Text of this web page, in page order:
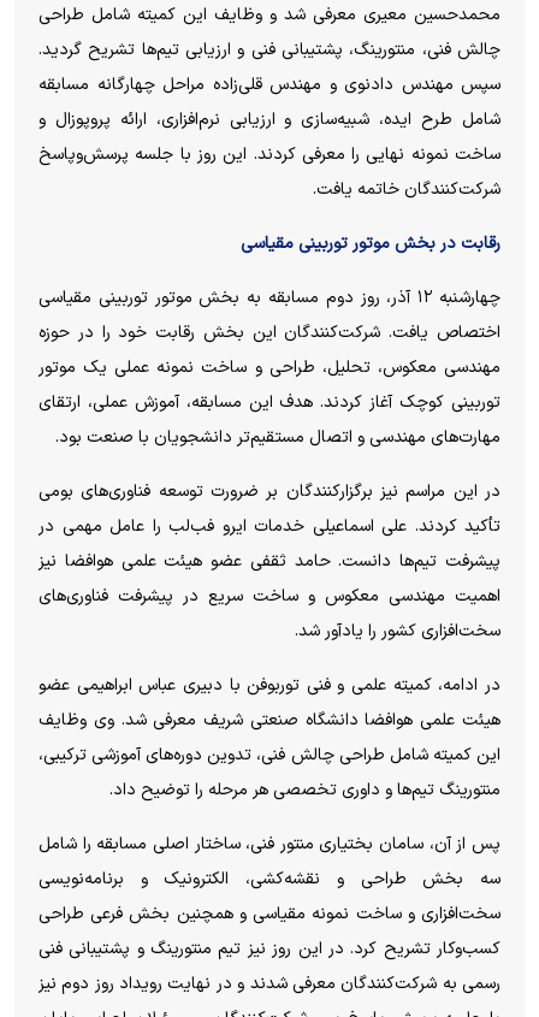
محمدحسین معیری معرفی شد و وظایف این کمیته شامل طراحی
چالش فنی، منتورینگ، پشتیبانی فنی و ارزیابی تیم‌ها تشریح گردید.
سپس مهندس دادنوی و مهندس قلی‌زاده مراحل چهارگانه مسابقه
شامل طرح ایده، شبیه‌سازی و ارزیابی نرم‌افزاری، ارائه پروپوزال و
ساخت نمونه نهایی را معرفی کردند. این روز با جلسه پرسش‌وپاسخ
شرکت‌کنندگان خاتمه یافت.
رقابت در بخش موتور توربینی مقیاسی
چهارشنبه ۱۲ آذر، روز دوم مسابقه به بخش موتور توربینی مقیاسی
اختصاص یافت. شرکت‌کنندگان این بخش رقابت خود را در حوزه
مهندسی معکوس، تحلیل، طراحی و ساخت نمونه عملی یک موتور
توربینی کوچک آغاز کردند. هدف این مسابقه، آموزش عملی، ارتقای
مهارت‌های مهندسی و اتصال مستقیم‌تر دانشجویان با صنعت بود.
در این مراسم نیز برگزارکنندگان بر ضرورت توسعه فناوری‌های بومی
تأکید کردند. علی اسماعیلی خدمات ایرو فب‌لب را عامل مهمی در
پیشرفت تیم‌ها دانست. حامد ثقفی عضو هیئت علمی هوافضا نیز
اهمیت مهندسی معکوس و ساخت سریع در پیشرفت فناوری‌های
سخت‌افزاری کشور را یادآور شد.
در ادامه، کمیته علمی و فنی توربوفن با دبیری عباس ابراهیمی عضو
هیئت علمی هوافضا دانشگاه صنعتی شریف معرفی شد. وی وظایف
این کمیته شامل طراحی چالش فنی، تدوین دوره‌های آموزشی ترکیبی،
منتورینگ تیم‌ها و داوری تخصصی هر مرحله را توضیح داد.
پس از آن، سامان بختیاری منتور فنی، ساختار اصلی مسابقه را شامل
سه بخش طراحی و نقشه‌کشی، الکترونیک و برنامه‌نویسی
سخت‌افزاری و ساخت نمونه مقیاسی و همچنین بخش فرعی طراحی
کسب‌وکار تشریح کرد. در این روز نیز تیم منتورینگ و پشتیبانی فنی
رسمی به شرکت‌کنندگان معرفی شدند و در نهایت رویداد روز دوم نیز